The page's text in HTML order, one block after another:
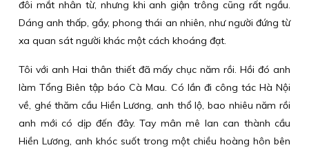
đôi mắt nhân từ, nhưng khi anh giận trông cũng rất ngầu.
Dáng anh thấp, gầy, phong thái an nhiên, như người đứng từ
xa quan sát người khác một cách khoáng đạt.
Tôi với anh Hai thân thiết đã mấy chục năm rồi. Hồi đó anh
làm Tổng Biên tập báo Cà Mau. Có lần đi công tác Hà Nội
về, ghé thăm cầu Hiền Lương, anh thổ lộ, bao nhiêu năm rồi
anh mới có dịp đến đây. Tay mân mê lan can thành cầu
Hiền Lương, anh khóc suốt trong một chiều hoàng hôn bên